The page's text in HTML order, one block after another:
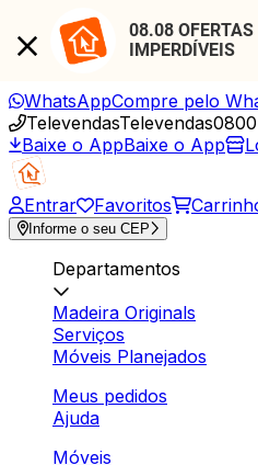
08.08 OFERTAS
IMPERDÍVEIS
WhatsAppCompre pelo
TelevendasTelevendas
Baixe o AppBaixe o App
Entrar Favoritos
Informe o seu CEP
Departamentos
Madeira Originals
Serviços
Móveis Planejados
Meus pedidos
Ajuda
Móveis